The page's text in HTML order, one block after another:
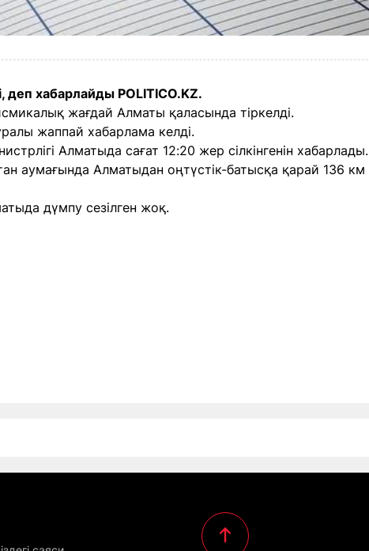
деп хабарлайды POLITICO.KZ.
жағдай Алматы қаласында тіркелді.
жаппай хабарлама келді.
Алматыда сағат 12:20 жер сілкінгенін хабарлады.
аумағында Алматыдан оңтүстік-батысқа қарай 136 км
дүмпу сезілген жоқ.